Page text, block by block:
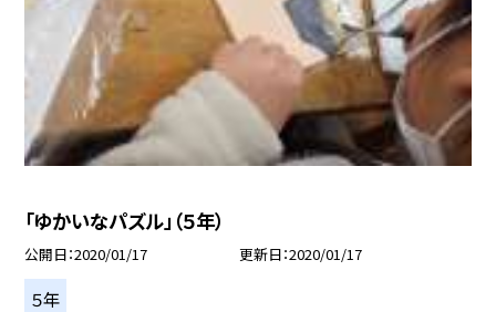
「ゆかいなパズル」（５年）
公開日 2020/01/17 更新日 2020/01/17
５年